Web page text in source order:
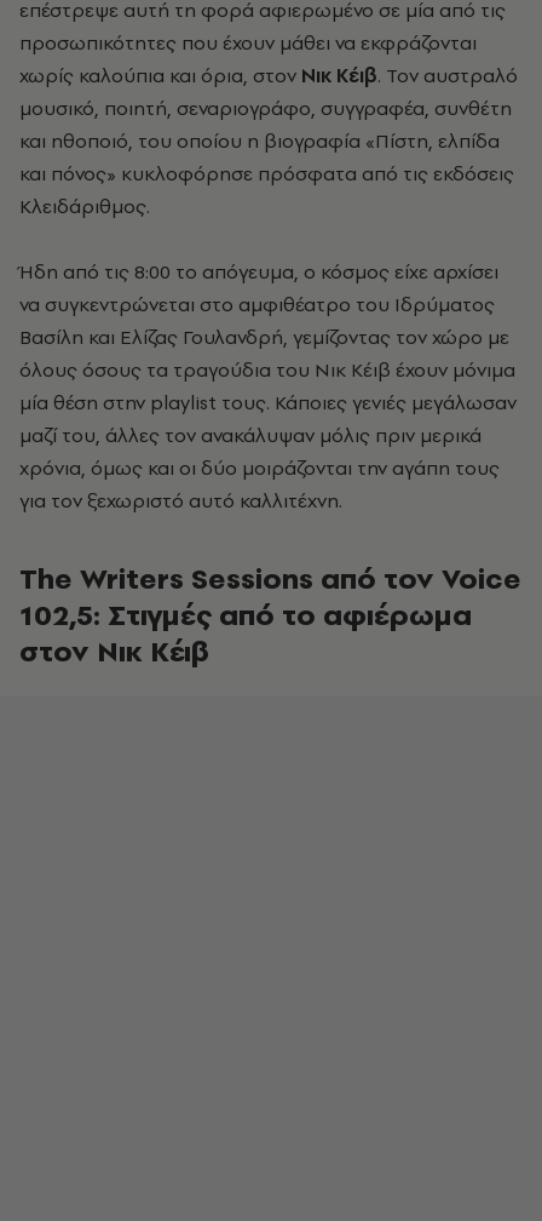
επέστρεψε αυτή τη φορά αφιερωμένο σε μία από τις
προσωπικότητες που έχουν μάθει να εκφράζονται
χωρίς καλούπια και όρια, στον Νικ Κέιβ. Τον αυστραλό
μουσικό, ποιητή, σεναριογράφο, συγγραφέα, συνθέτη
και ηθοποιό, του οποίου η βιογραφία «Πίστη, ελπίδα
και πόνος» κυκλοφόρησε πρόσφατα από τις εκδόσεις
Κλειδάριθμος.
Ήδη από τις 8:00 το απόγευμα, ο κόσμος είχε αρχίσει
να συγκεντρώνεται στο αμφιθέατρο του Ιδρύματος
Βασίλη και Ελίζας Γουλανδρή, γεμίζοντας τον χώρο με
όλους όσους τα τραγούδια του Νικ Κέιβ έχουν μόνιμα
μία θέση στην playlist τους. Κάποιες γενιές μεγάλωσαν
μαζί του, άλλες τον ανακάλυψαν μόλις πριν μερικά
χρόνια, όμως και οι δύο μοιράζονται την αγάπη τους
για τον ξεχωριστό αυτό καλλιτέχνη.
The Writers Sessions από τον Voice
102,5: Στιγμές από το αφιέρωμα
στον Νικ Κέιβ